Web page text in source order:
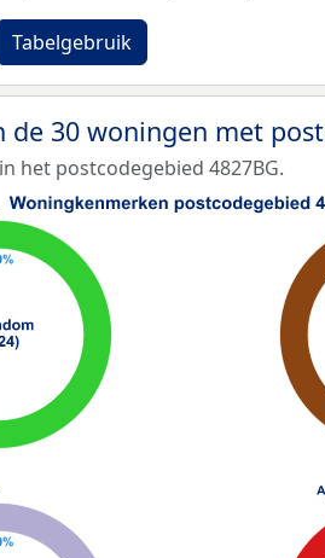
Tabelgebruik
de 30 woningen met
het postcodegebied 4827BG.